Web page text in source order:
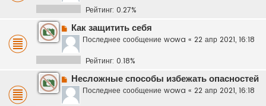
Рейтинг: 0.27%
Как защитить себя
Последнее сообщение wowa « 22 апр 2021, 16:18
Рейтинг: 0.18%
Несложные способы избежать опасностей
Последнее сообщение wowa « 22 апр 2021, 16:18